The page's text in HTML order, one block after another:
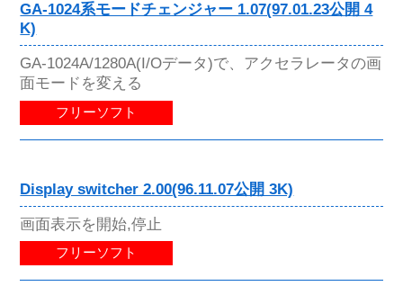
GA-1024系モードチェンジャー 1.07(97.01.23公開 4
K)
GA-1024A/1280A(I/Oデータ)で、アクセラレータの画
面モードを変える
フリーソフト
Display switcher 2.00(96.11.07公開 3K)
画面表示を開始,停止
フリーソフト